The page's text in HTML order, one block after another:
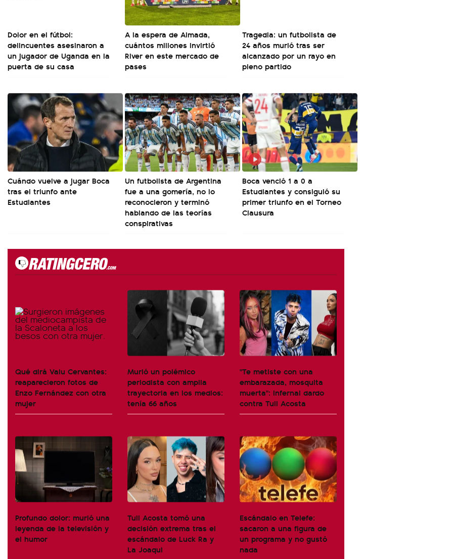
Dolor en el fútbol:
delincuentes asesinaron a
un jugador de Uganda en la
puerta de su casa
A la espera de Almada,
cuántos millones invirtió
River en este mercado de
pases
Tragedia: un futbolista de
24 años murió tras ser
alcanzado por un rayo en
pleno partido
Cuándo vuelve a jugar Boca
tras el triunfo ante
Estudiantes
Un futbolista de Argentina
fue a una gomería, no lo
reconocieron y terminó
hablando de las teorías
conspirativas
Boca venció 1 a 0 a
Estudiantes y consiguió su
primer triunfo en el Torneo
Clausura
Qué dirá Valu Cervantes:
reaparecieron fotos de
Enzo Fernández con otra
mujer
Murió un polémico
periodista con amplia
trayectoria en los medios:
tenía 66 años
"Te metiste con una
embarazada, mosquita
muerta": infernal dardo
contra Tuli Acosta
Profundo dolor: murió una
leyenda de la televisión y
el humor
Tuli Acosta tomó una
decisión extrema tras el
escándalo de Luck Ra y
La Joaqui
Escándalo en Telefe:
sacaron a una figura de
un programa y no gustó
nada